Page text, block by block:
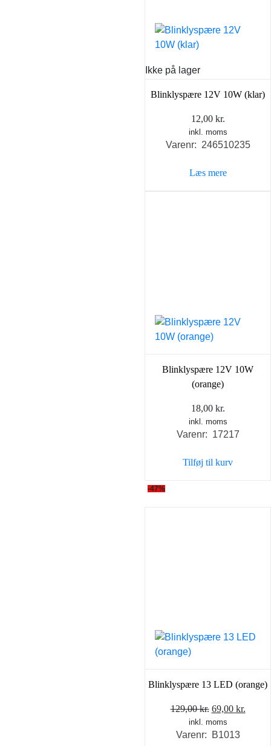
Ikke på lager
Blinklyspære 12V 10W (klar)
12,00 kr.
inkl. moms
Varenr: 246510235
Læs mere
Blinklyspære 12V 10W
(orange)
18,00 kr.
inkl. moms
Varenr: 17217
Tilføj til kurv
-47%
Blinklyspære 13 LED (orange)
129,00kr. Den
oprindelige
pris
69,00 kr.
inkl. moms
Varenr: B1013